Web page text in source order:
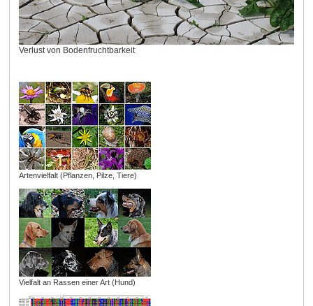
Verlust von Bodenfruchtbarkeit
Artenvielfalt (Pflanzen, Pilze, Tiere)
Vielfalt an Rassen einer Art (Hund)